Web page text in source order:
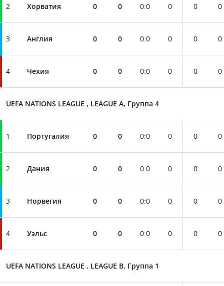
2 Хорватия 0 0 0:0 0 0 0
3 Англия 0 0 0:0 0 0 0
4 Чехия 0 0 0:0 0 0 0
UEFA NATIONS LEAGUE , LEAGUE A, Группа 4
1 Португалия 0 0 0:0 0 0 0
2 Дания 0 0 0:0 0 0 0
3 Норвегия 0 0 0:0 0 0 0
4 Уэльс 0 0 0:0 0 0 0
UEFA NATIONS LEAGUE , LEAGUE B, Группа 1